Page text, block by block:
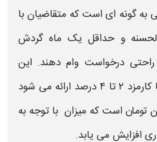
گونه‌ ای است که متقاضیان با
و حداقل یک ماه گردش
درخواست وام دهند. این
تسهیلات بدون سود و با کارمزد ۲ تا ۴ درصد ارائه می‌ شود
است که میزان با توجه به
افزایش می‌ یابد.